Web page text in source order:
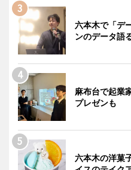
六本木で「デ
ンのデータ語
麻布台で起業
プレゼンも
六本木の洋菓